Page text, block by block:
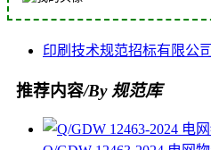
印刷 技术规范招标有限公司
推荐内容/By 规范库